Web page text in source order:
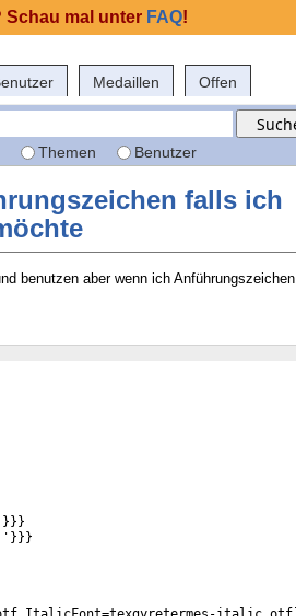
Medaillen Offen
Themen Benutzer
falls ich
benutzen aber wenn ich Anführungszeichen
}}}
}}}
Schau mal unter FAQ!